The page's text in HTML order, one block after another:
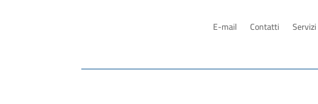
E-mail Contatti Servizi